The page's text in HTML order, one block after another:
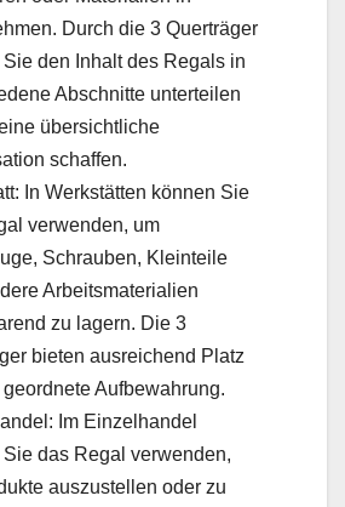
Durch die 3 Querträger
Sie den Inhalt des Regals in
Abschnitte unterteilen
übersichtliche
schaffen.
In Werkstätten können Sie
verwenden, um
Schrauben, Kleinteile
Arbeitsmaterialien
zu lagern. Die 3
bieten ausreichend Platz
Aufbewahrung.
Im Einzelhandel
Sie das Regal verwenden,
auszustellen oder zu